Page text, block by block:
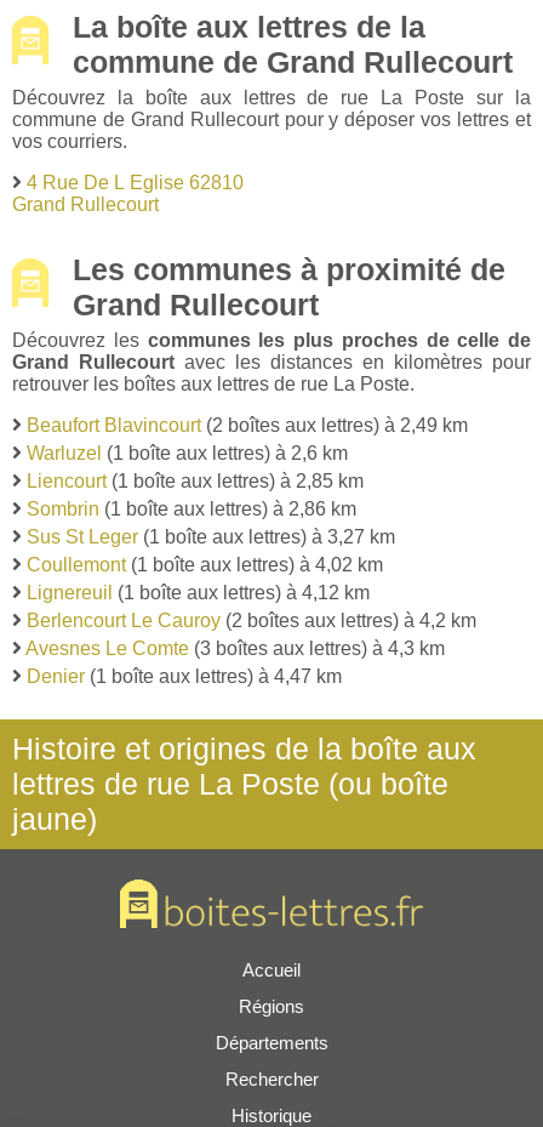
La boîte aux lettres de la
commune de Grand Rullecourt
Découvrez la boîte aux lettres de rue La Poste sur la
commune de Grand Rullecourt pour y déposer vos lettres et
vos courriers.
4 Rue De L Eglise 62810
Grand Rullecourt
Les communes à proximité de
Grand Rullecourt
Découvrez les communes les plus proches de celle de
Grand Rullecourt avec les distances en kilomètres pour
retrouver les boîtes aux lettres de rue La Poste.
Beaufort Blavincourt(2 boîtes aux lettres) à 2,49 km
Warluzel (1 boîte aux lettres) à 2,6 km
Liencourt(1 boîte aux lettres) à 2,85 km
Sombrin (1 boîte aux lettres) à 2,86 km
Sus St Leger (1 boîte aux lettres) à 3,27 km
Coullemont(1 boîte aux lettres) à 4,02 km
Lignereuil (1 boîte aux lettres) à 4,12 km
Berlencourt Le Cauroy (2 boîtes aux lettres) à 4,2 km
Avesnes Le Comte (3 boîtes aux lettres) à 4,3 km
Denier (1 boîte aux lettres) à 4,47 km
Histoire et origines de la boîte aux
lettres de rue La Poste (ou boîte
jaune)
Accueil
Régions
Départements
Rechercher
Historique